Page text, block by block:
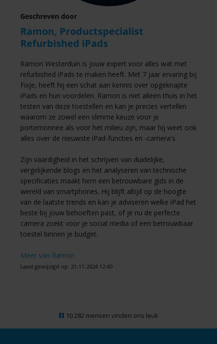
Geschreven door
Ramon, Productspecialist
Refurbished iPads
Ramon Westerduin is jouw expert voor alles wat met
refurbished iPads te maken heeft. Met 7 jaar ervaring bij
Fixje, heeft hij een schat aan kennis over opgeknapte
iPads en hun voordelen. Ramon is niet alleen thuis in het
testen van deze toestellen en kan je precies vertellen
waarom ze zowel een slimme keuze voor je
portemonnee als voor het milieu zijn, maar hij weet ook
alles over de nieuwste iPad-functies en -camera's.
Zijn vaardigheid in het schrijven van duidelijke,
vergelijkende blogs en het analyseren van technische
specificaties maakt hem een betrouwbare gids in de
wereld van smartphones. Hij blijft altijd op de hoogte
van de laatste trends en kan je adviseren welke iPad het
beste bij jouw behoeften past, of je nu de perfecte
camera zoekt voor je social media of een betrouwbaar
toestel binnen je budget.
Meer van Ramon
Laast gewijzigd op: 21-11-2024 12:40
10.282 mensen vinden ons leuk